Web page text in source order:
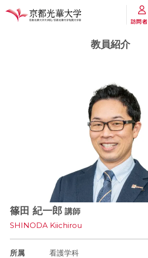
訪問
教員紹介
篠田 紀一郎 講師
SHINODA Kiichirou
所属
看護学科